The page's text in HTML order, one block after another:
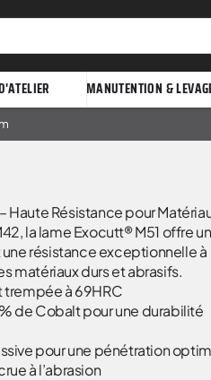
MANUTENTION &
Haute Résistance pour
la lame Exocutt® M51 offre
résistance exceptionnelle à
matériaux durs et abrasifs.
à 69HRC
de Cobalt pour une durabilité
pour une pénétration
à l’abrasion